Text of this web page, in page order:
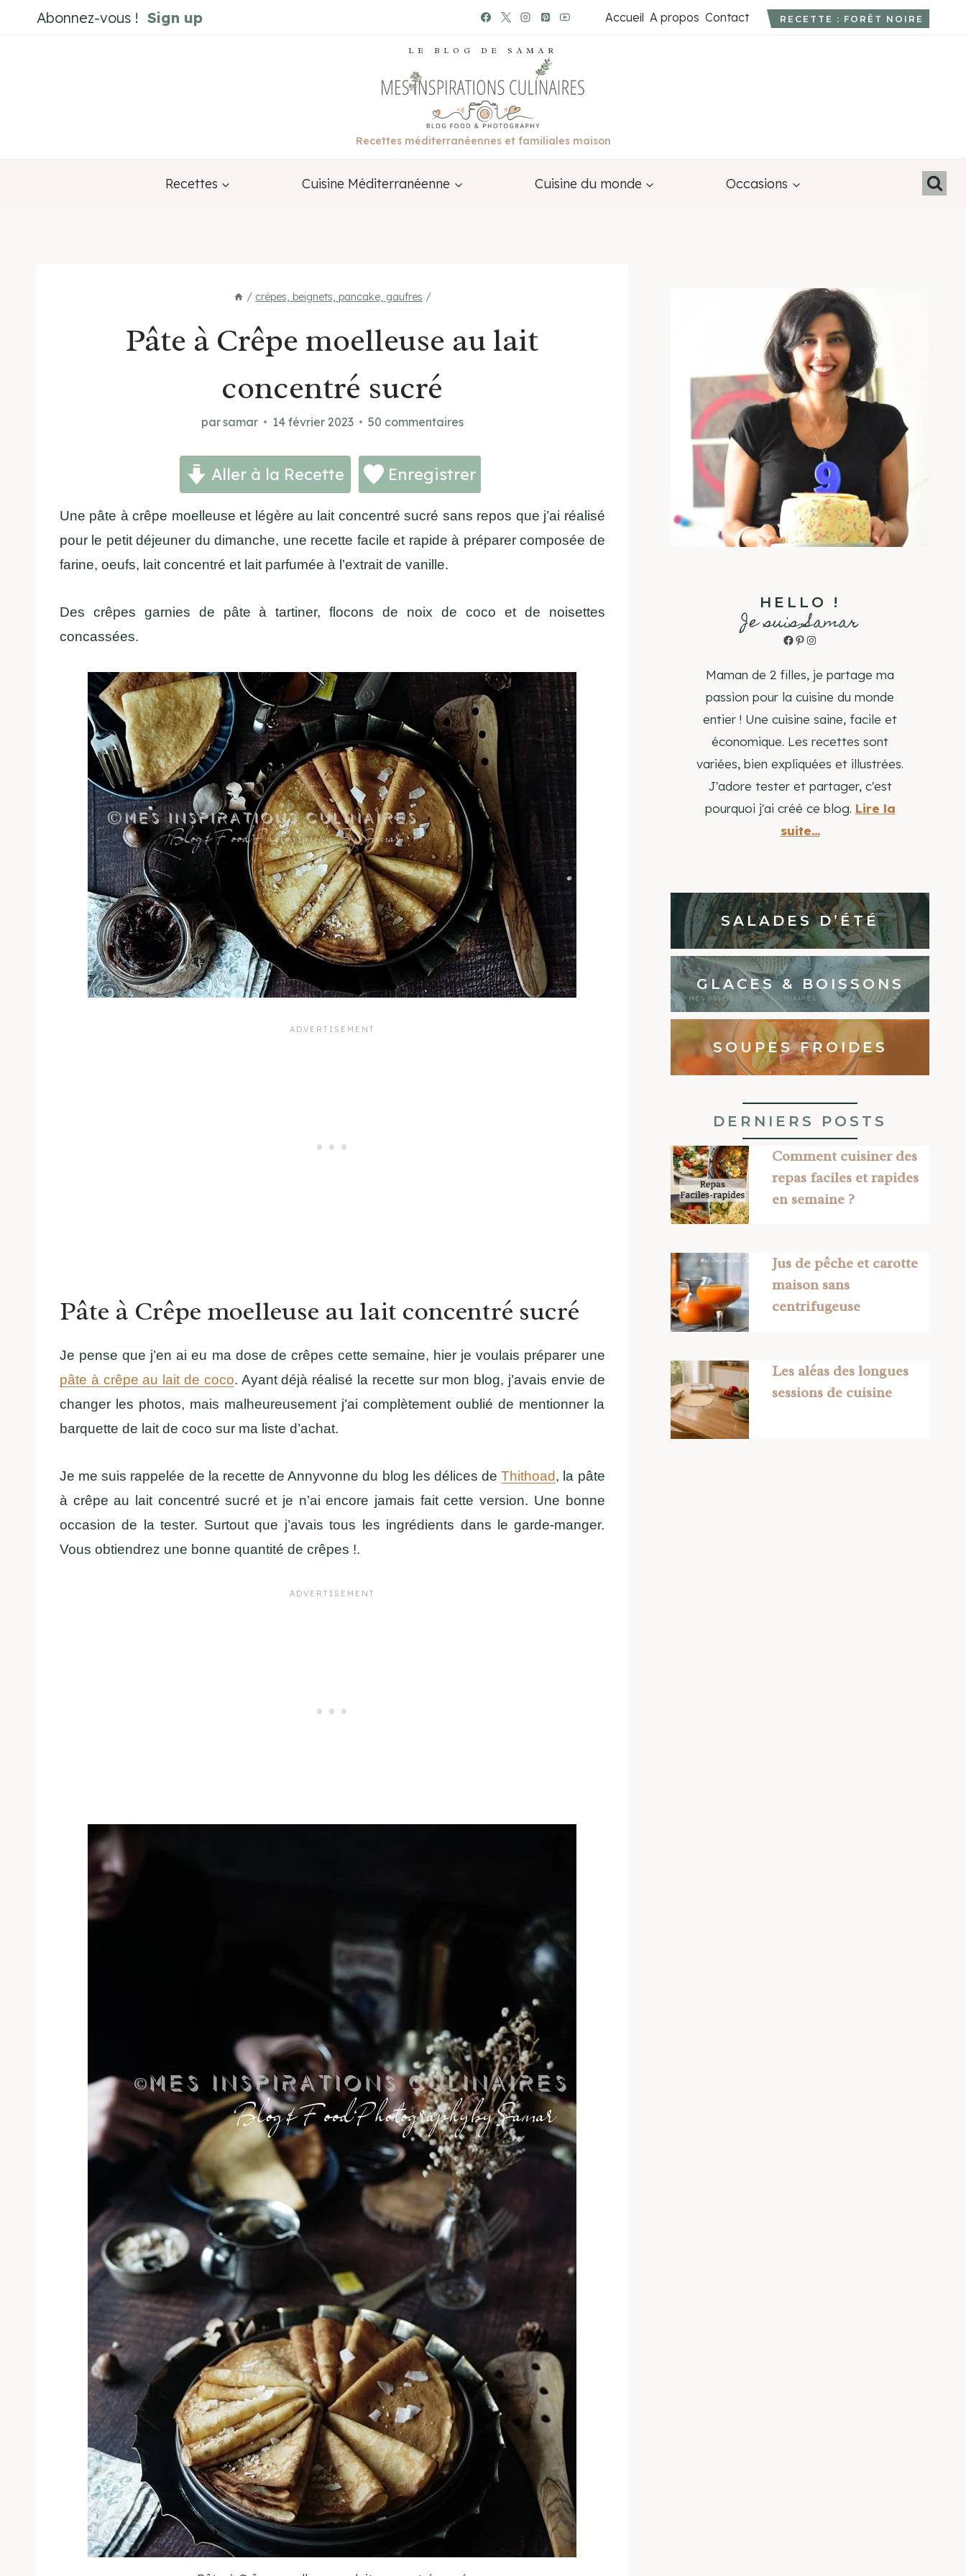
au
Abonnez-vous ! Sign up Accueil A propos Contact RECETTE : FORÊT NOIRE
LE BLOG DE SAMAR
Recettes méditerranéennes et familiales maison
Recettes Cuisine Méditerranéenne Cuisine du monde Occasions
/ crêpes, beignets, pancake, gaufres /
Pâte à Crêpe moelleuse au lait
concentré sucré
parsamar 14 février 2023 50 commentaires
Aller à la Recette Enregistrer
Une pâte à crêpe moelleuse et légère au lait concentré sucré sans repos que j’ai réalisé
pour le petit déjeuner du dimanche, une recette facile et rapide à préparer composée de
farine, oeufs, lait concentré et lait parfumée à l’extrait de vanille.
Des crêpes garnies de pâte à tartiner, flocons de noix de coco et de noisettes
concassées.
Pâte à Crêpe moelleuse au lait concentré sucré
Je pense que j’en ai eu ma dose de crêpes cette semaine, hier je voulais préparer une
pâte à crêpe au lait de coco. Ayant déjà réalisé la recette sur mon blog, j’avais envie de
changer les photos, mais malheureusement j’ai complètement oublié de mentionner la
barquette de lait de coco sur ma liste d’achat.
Je me suis rappelée de la recette de Annyvonne du blog les délices deThithoad, la pâte
à crêpe au lait concentré sucré et je n’ai encore jamais fait cette version. Une bonne
occasion de la tester. Surtout que j’avais tous les ingrédients dans le garde-manger.
Vous obtiendrez une bonne quantité de crêpes !.
HELLO !
Je suis Samar
Facebook
Pinterest
Instagram
Maman de 2 filles, je partage ma
passion pour la cuisine du monde
entier ! Une cuisine saine, facile et
économique. Les recettes sont
variées, bien expliquées et illustrées.
J'adore tester et partager, c'est
pourquoi j'ai créé ce blog. Lire la
suite...
SALADES D’ÉTÉ
GLACES & BOISSONS
SOUPES FROIDES
DERNIERS POSTS
Comment cuisiner des
repas faciles et rapides
en semaine ?
Jus de pêche et carotte
maison sans
centrifugeuse
Les aléas des longues
sessions de cuisine